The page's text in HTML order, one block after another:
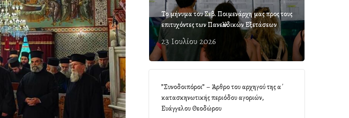
Το μήνυμα του Σεβ. Ποιμενάρχη μας προς τους
επιτυχόντες των Πανελλαδικών Εξετάσεων
23 Ιουλίου 2026
”Συνοδοιπόροι” – Άρθρο του αρχηγού της α΄
κατασκηνωτικής περιόδου αγοριών,
Ευάγγελου Θεοδώρου